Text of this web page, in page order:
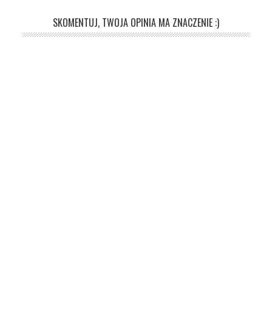
SKOMENTUJ, TWOJA OPINIA MA ZNACZENIE :)